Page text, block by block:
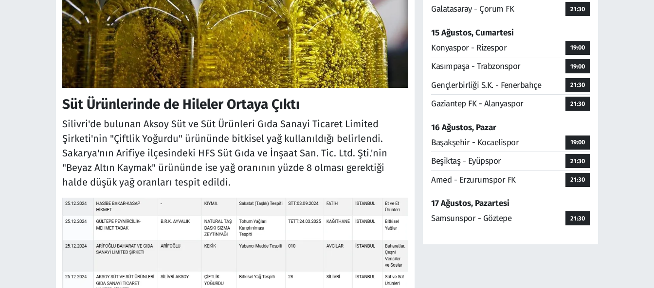
Süt Ürünlerinde de Hileler Ortaya Çıktı
Silivri'de bulunan Aksoy Süt ve Süt Ürünleri Gıda Sanayi Ticaret Limited
Şirketi'nin "Çiftlik Yoğurdu" ürününde bitkisel yağ kullanıldığı belirlendi.
Sakarya'nın Arifiye ilçesindeki HFS Süt Gıda ve İnşaat San. Tic. Ltd. Şti.'nin
"Beyaz Altın Kaymak" ürününde ise yağ oranının yüzde 8 olması gerektiği
halde düşük yağ oranları tespit edildi.
Galatasaray - Çorum FK
21:30
15 Ağustos, Cumartesi
Konyaspor - Rizespor
19:00
Kasımpaşa - Trabzonspor 19:00
Gençlerbirliği S.K. - Fenerbahçe 21:30
Gaziantep FK - Alanyaspor 21:30
16 Ağustos, Pazar
Başakşehir - Kocaelispor
19:00
Beşiktaş - Eyüpspor 21:30
Amed - Erzurumspor FK 21:30
17 Ağustos, Pazartesi
Samsunspor - Göztepe
21:30